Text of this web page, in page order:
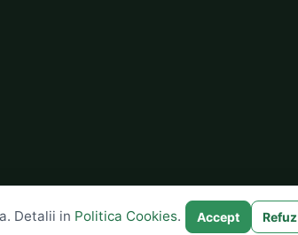
Detalii in Politica Cookies. Accept Refuz